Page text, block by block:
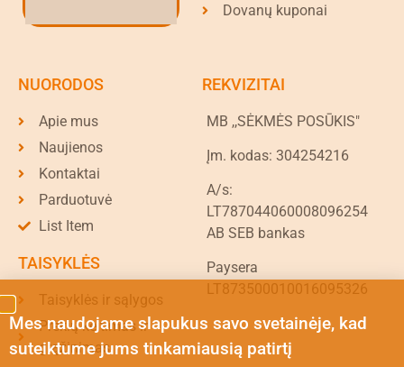
Dovanų kuponai
NUORODOS
Apie mus
Naujienos
Kontaktai
Parduotuvė
List Item
TAISYKLĖS
Taisyklės ir sąlygos
Prekių keitimas ir
grąžinimas
REKVIZITAI
MB ,,SĖKMĖS POSŪKIS"
Įm. kodas: 304254216
A/s:
LT787044060008096254
AB SEB bankas
Paysera
LT873500010016095326
Mes naudojame slapukus savo svetainėje, kad
suteiktume jums tinkamiausią patirtį